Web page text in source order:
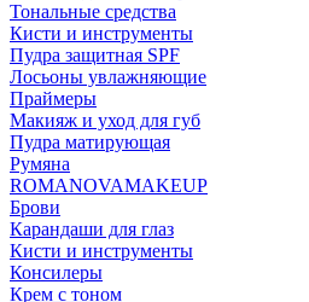
Тональные средства
Кисти и инструменты
Пудра защитная SPF
Лосьоны увлажняющие
Праймеры
Макияж и уход для губ
Пудра матирующая
Румяна
ROMANOVAMAKEUP
Брови
Карандаши для глаз
Кисти и инструменты
Консилеры
Крем с тоном